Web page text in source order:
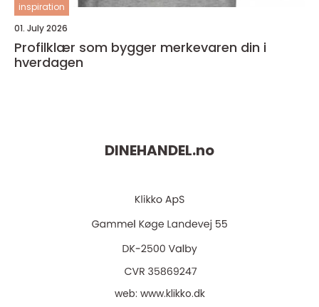
inspiration
01. July 2026
Profilklær som bygger merkevaren din i
hverdagen
DINEHANDEL.no
web: www.klikko.dk